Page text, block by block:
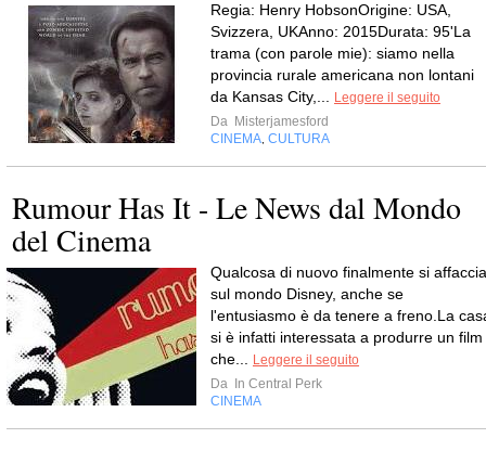
Regia: Henry HobsonOrigine: USA,
Svizzera, UKAnno: 2015Durata: 95'La
trama (con parole mie): siamo nella
provincia rurale americana non lontani
da Kansas City,...
Leggere il seguito
Da Misterjamesford
CINEMA CULTURA
Rumour Has It - Le News dal Mondo
del Cinema
Qualcosa di nuovo finalmente si affaccia
sul mondo Disney, anche se
l'entusiasmo è da tenere a freno.La
si è infatti interessata a produrre un film
che...
Leggere il seguito
Da
In Central Perk
CINEMA